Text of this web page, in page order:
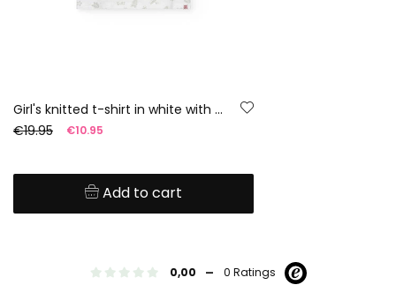
Girl's knitted t-shirt in white with surfer print
€19.95
€10.95
Add to cart
0,00 - 0 Ratings